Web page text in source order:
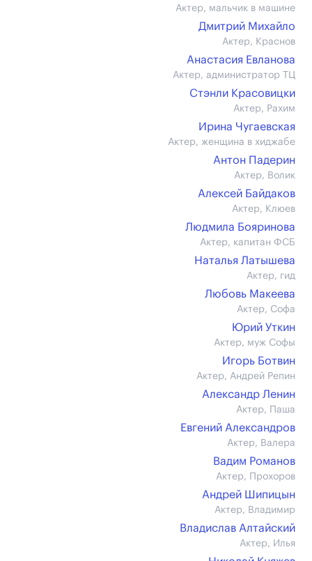
Актер, мальчик в машине
Дмитрий Михайло
Актер, Краснов
Анастасия Евланова
Актер, администратор ТЦ
Стэнли Красовицки
Актер, Рахим
Ирина Чугаевская
Актер, женщина в хиджабе
Антон Падерин
Актер, Волик
Алексей Байдаков
Актер, Клюев
Людмила Бояринова
Актер, капитан ФСБ
Наталья Латышева
Актер, гид
Любовь Макеева
Актер, Софа
Юрий Уткин
Актер, муж Софы
Игорь Ботвин
Актер, Андрей Репин
Александр Ленин
Актер, Паша
Евгений Александров
Актер, Валера
Вадим Романов
Актер, Прохоров
Андрей Шипицын
Актер, Владимир
Владислав Алтайский
Актер, Илья